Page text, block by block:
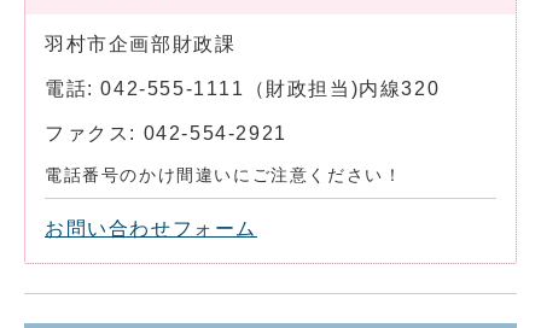
羽村市企画部財政課
電話: 042-555-1111（財政担当)内線320
ファクス: 042-554-2921
電話番号のかけ間違いにご注意ください！
お問い合わせフォーム